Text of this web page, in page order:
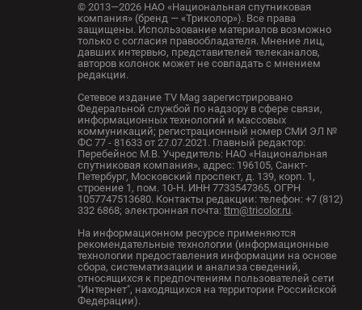
© 2013—2026 НАО «Национальная спутниковая
компания» (бренд — «Триколор»). Все права
защищены. Использование материалов возможно
только с согласия правообладателя. Мнение лиц,
давших интервью, представителей телеканалов,
авторов колонок может не совпадать с мнением
редакции.
Сетевое издание TV Mag зарегистрировано
Федеральной службой по надзору в сфере связи,
информационных технологий и массовых
коммуникаций; регистрационный номер СМИ ЭЛ №
ФС 77 - 81633 от 27.07.2021. Главный редактор:
Перебейнос М.В. Учредитель: НАО «Национальная
спутниковая компания», адрес: 196105, Санкт-
Петербург, Московский проспект, д. 139, корп. 1,
строение 1, пом. 10-Н. ИНН 7733547365, ОГРН
1057747513680. Контакты редакции: телефон: +7 (812)
332 6868; электронная почта: ttm@tricolor.ru.
На информационном ресурсе применяются
рекомендательные технологии (информационные
технологии предоставления информации на основе
сбора, систематизации и анализа сведений,
относящихся к предпочтениям пользователей сети
"Интернет", находящихся на территории Российской
Федерации).